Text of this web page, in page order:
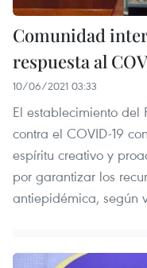
Comunidad
respuesta al
10/06/2021 03:33
El establecimiento del
contra el COVID-19
espíritu creativo y
por garantizar los
antiepidémica, según